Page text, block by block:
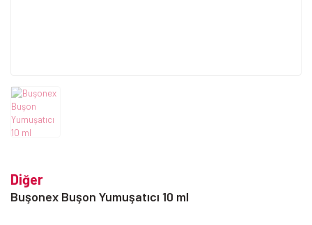
Diğer
Buşonex Buşon Yumuşatıcı 10 ml